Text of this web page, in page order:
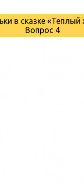
в сказке «Теплый
Вопрос 4